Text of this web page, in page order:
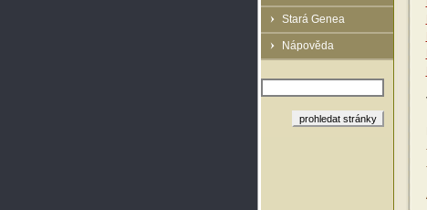
Stará Genea
Nápověda